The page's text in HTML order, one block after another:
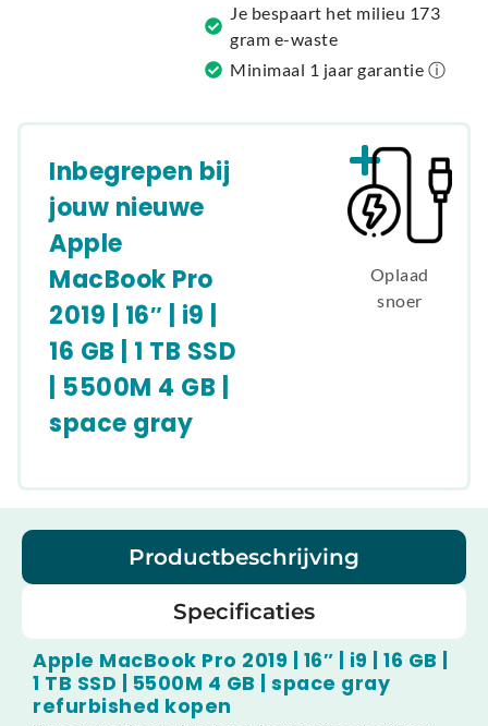
Je bespaart het milieu 173
gram e-waste
Minimaal 1 jaar garantie ⓘ
Inbegrepen bij
jouw nieuwe
Apple
MacBook Pro
2019 | 16″ | i9 |
16 GB | 1 TB SSD
| 5500M 4 GB |
space gray
Oplaad
snoer
Productbeschrijving
Specificaties
Apple MacBook Pro 2019 | 16″ | i9 | 16 GB |
1 TB SSD | 5500M 4 GB | space gray
refurbished kopen